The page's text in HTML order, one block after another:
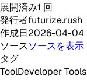
展開済み1 回
発行者futurize.rush
作成日2026-04-04
ソースソースを表示
タグ
ToolDeveloper Tools